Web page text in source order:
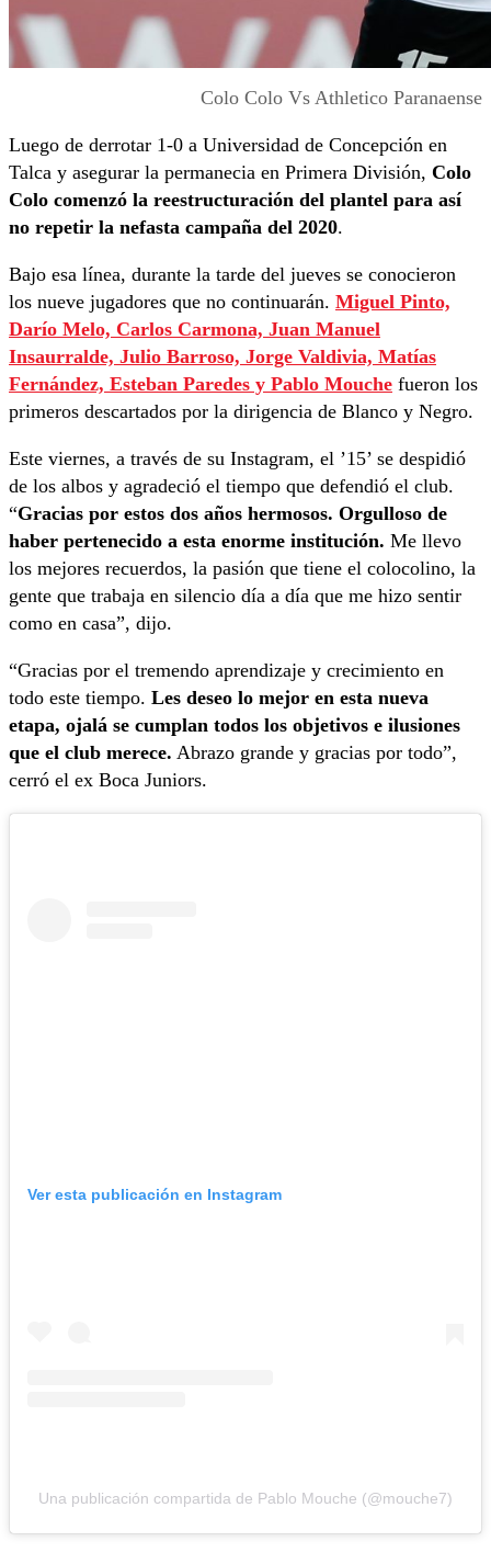
Colo Colo Vs Athletico Paranaense
Luego de derrotar 1-0 a Universidad de Concepción en
Talca y asegurar la permanecia en Primera División, Colo
Colo comenzó la reestructuración del plantel para así
no repetir la nefasta campaña del 2020.
Bajo esa línea, durante la tarde del jueves se conocieron
los nueve jugadores que no continuarán. Miguel Pinto,
Darío Melo, Carlos Carmona, Juan Manuel
Insaurralde, Julio Barroso, Jorge Valdivia, Matías
Fernández, Esteban Paredes y Pablo Mouche fueron los
primeros descartados por la dirigencia de Blanco y Negro.
Este viernes, a través de su Instagram, el ’15’ se despidió
de los albos y agradeció el tiempo que defendió el club.
“Gracias por estos dos años hermosos. Orgulloso de
haber pertenecido a esta enorme institución. Me llevo
los mejores recuerdos, la pasión que tiene el colocolino, la
gente que trabaja en silencio día a día que me hizo sentir
como en casa”, dijo.
“Gracias por el tremendo aprendizaje y crecimiento en
todo este tiempo. Les deseo lo mejor en esta nueva
etapa, ojalá se cumplan todos los objetivos e ilusiones
que el club merece. Abrazo grande y gracias por todo”,
cerró el ex Boca Juniors.
Ver esta publicación en Instagram
Una publicación compartida de Pablo Mouche (@mouche7)